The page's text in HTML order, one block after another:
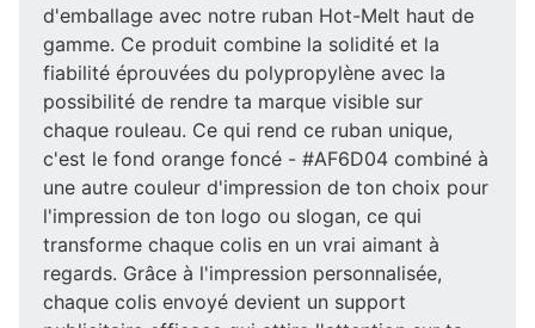
d'emballage avec notre ruban Hot-Melt haut de
gamme. Ce produit combine la solidité et la
fiabilité éprouvées du polypropylène avec la
possibilité de rendre ta marque visible sur
chaque rouleau. Ce qui rend ce ruban unique,
c'est le fond orange foncé - #AF6D04 combiné à
une autre couleur d'impression de ton choix pour
l'impression de ton logo ou slogan, ce qui
transforme chaque colis en un vrai aimant à
regards. Grâce à l'impression personnalisée,
chaque colis envoyé devient un support